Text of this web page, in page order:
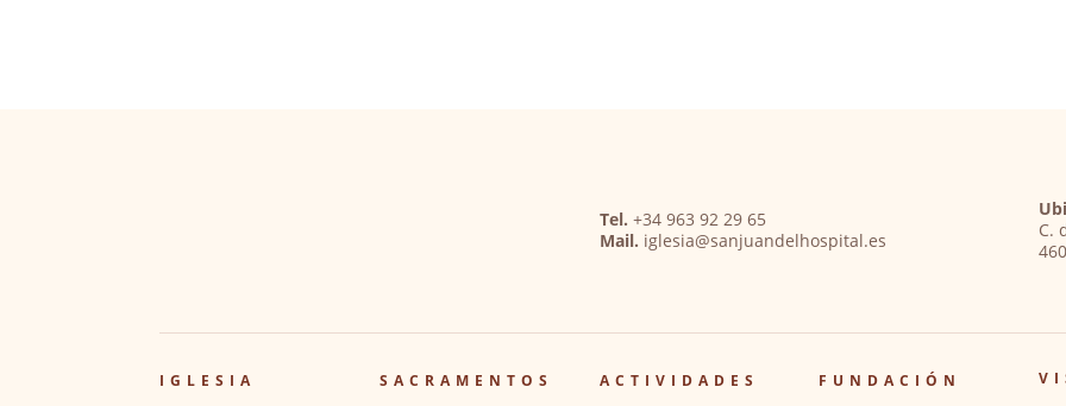
Tel. +34 963 92 29 65
Mail. iglesia@sanjuandelhospital.es
C.
IGLESIA SACRAMENTOS ACTIVIDADES FUNDACIÓN